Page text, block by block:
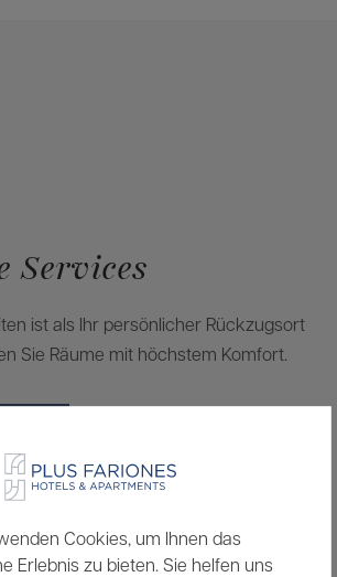
Services
ist als Ihr persönlicher Rückzugsort
Sie Räume mit höchstem Komfort.
Cookies, um Ihnen das
Erlebnis zu bieten. Sie helfen uns